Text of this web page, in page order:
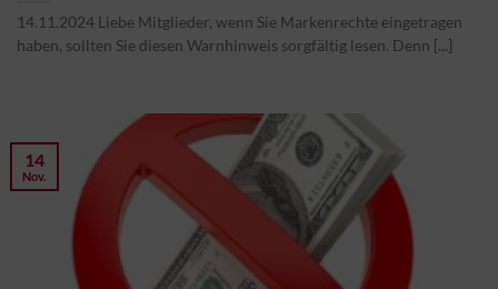
14.11.2024 Liebe Mitglieder, wenn Sie Markenrechte eingetragen
haben, sollten Sie diesen Warnhinweis sorgfältig lesen. Denn [...]
14
Nov.